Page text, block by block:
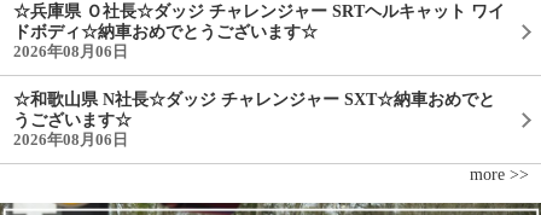
☆兵庫県 Ｏ社長☆ダッジ チャレンジャー SRTヘルキャット ワイ
ドボディ☆納車おめでとうございます☆
2026年08月06日
☆和歌山県 N社長☆ダッジ チャレンジャー SXT☆納車おめでと
うございます☆
2026年08月06日
more >>